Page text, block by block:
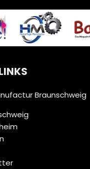
Braunschweig